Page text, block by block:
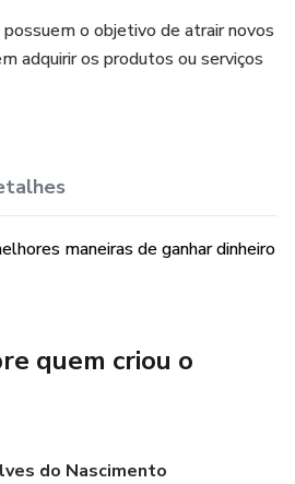
o objetivo de atrair novos
adquirir os produtos ou serviços
maneiras de ganhar dinheiro
quem criou o
do Nascimento